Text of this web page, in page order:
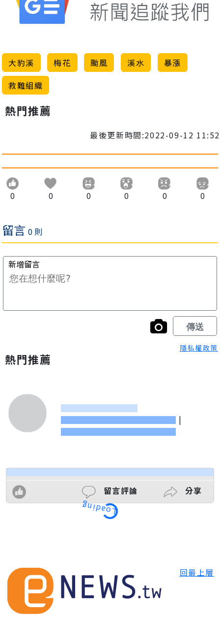
大豹溪 梅花 颱風 溪水
暴漲
救難組織
熱門推薦
最後更新時間:2022-09-12 11:52
0 0 0 0 0 0
隱私權政策
熱門推薦
|
留言評論 分享
Loading
回最上層